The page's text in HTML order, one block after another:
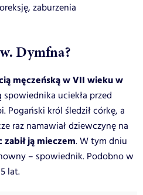
zaburzenia
Dymfna?
męczeńską w VII wieku w
spowiednika uciekła przed
Pogański król śledził córkę, a
raz namawiał dziewczynę na
zabił ją mieczem. W tym dniu
– spowiednik. Podobno w
lat.